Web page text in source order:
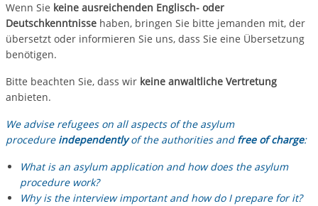
Wenn Sie keine ausreichenden Englisch- oder
Deutschkenntnissehaben, bringen Sie bitte jemanden mit, der
übersetzt oder informieren Sie uns, dass Sie eine Übersetzung
benötigen.
Bitte beachten Sie, dass wir keine anwaltliche Vertretung
anbieten.
We advise refugees on all aspects of the asylum
procedure independentlyof the authorities and free of charge:
What is an asylum application and how does the asylum
procedure work?
Why is the interview important and how do I prepare for it?